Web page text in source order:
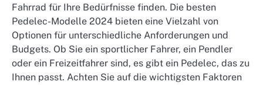
Fahrrad für Ihre Bedürfnisse finden. Die besten
Pedelec-Modelle 2024 bieten eine Vielzahl von
Optionen für unterschiedliche Anforderungen und
Budgets. Ob Sie ein sportlicher Fahrer, ein Pendler
oder ein Freizeitfahrer sind, es gibt ein Pedelec, das zu
Ihnen passt. Achten Sie auf die wichtigsten Faktoren